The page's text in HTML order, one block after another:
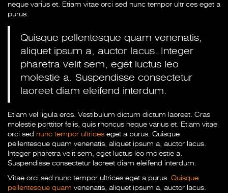
neque varius et. Etiam vitae orci sed nunc tempor ultrices eget a
purus.
Quisque pellentesque quam venenatis,
aliquet ipsum a, auctor lacus. Integer
pharetra velit sem, eget luctus leo
molestie a. Suspendisse consectetur
laoreet diam eleifend interdum.
Etiam vel ligula eros. Vestibulum dictum dictum laoreet. Cras
molestie porttitor felis, quis rhoncus neque varius et. Etiam vitae
orci sed nunc tempor ultrices eget a purus. Quisque
pellentesque quam venenatis, aliquet ipsum a, auctor lacus.
Integer pharetra velit sem, eget luctus leo molestie a.
Suspendisse consectetur laoreet diam eleifend interdum.
Vitae orci sed nunc tempor ultrices eget a purus. Quisque
pellentesque quam venenatis, aliquet ipsum a, auctor lacus.